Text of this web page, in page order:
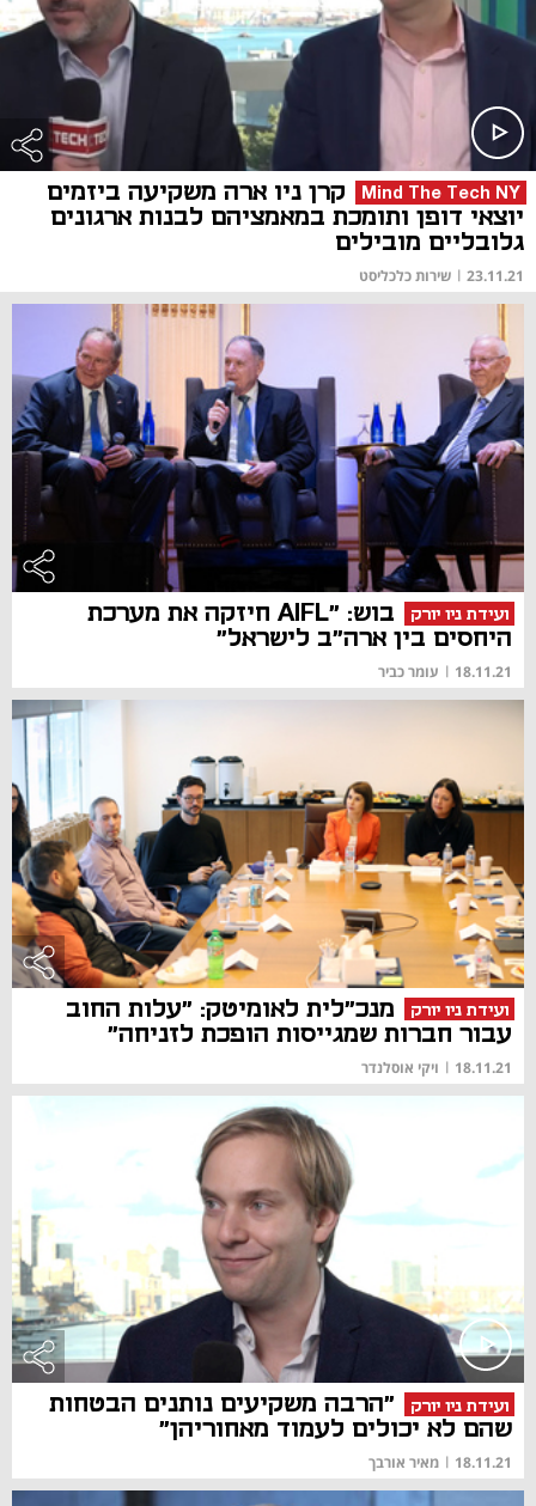
Mind The Tech NY
קרן ניו ארה משקיעה ביזמים
יוצאי דופן ותומכת במאמציהם לבנות ארגונים
גלובליים מובילים
23.11.21
| שירות כלכליסט
ועידת ניו יורק
בוש: "AIFL חיזקה את מערכת
היחסים בין ארה"ב לישראל"
18.11.21
| עומר כביר
ועידת ניו יורק
מנכ"לית לאומיטק: "עלות החוב
עבור חברות שמגייסות הופכת לזניחה"
18.11.21
| ויקי אוסלנדר
ועידת ניו יורק
"הרבה משקיעים נותנים הבטחות
שהם לא יכולים לעמוד מאחוריהן"
18.11.21
| מאיר אורבך